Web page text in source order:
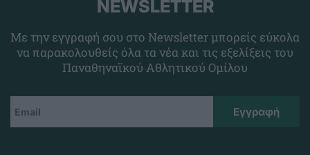
NEWSLETTER
Με την εγγραφή σου στο Newsletter μπορείς εύκολα
να παρακολουθείς όλα τα νέα και τις εξελίξεις του
Παναθηναϊκού Αθλητικού Ομίλου